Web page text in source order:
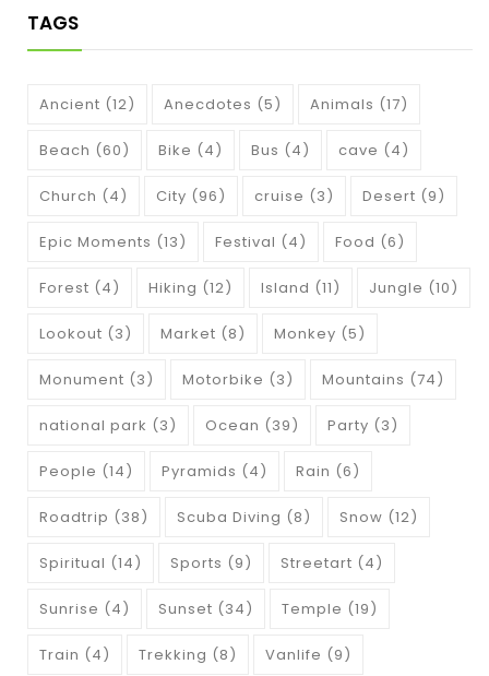
TAGS
Ancient (12) Anecdotes (5) Animals (17)
Beach (60) Bike (4) Bus (4) cave (4)
Church (4) City (96) cruise (3) Desert (9)
Epic Moments (13) Festival (4) Food (6)
Forest (4) Hiking (12) Island (11) Jungle (10)
Lookout (3) Market (8) Monkey (5)
Monument (3) Motorbike (3) Mountains (74)
national park (3) Ocean (39) Party (3)
People (14) Pyramids (4) Rain (6)
Roadtrip (38) Scuba Diving (8) Snow (12)
Spiritual (14) Sports (9) Streetart (4)
Sunrise (4) Sunset (34) Temple (19)
Train (4) Trekking (8) Vanlife (9)